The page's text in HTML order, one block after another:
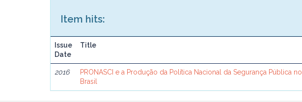
Item hits:
Issue
Date
Title
2016
PRONASCI e a Produção da Política Nacional da Segurança Pública no
Brasil